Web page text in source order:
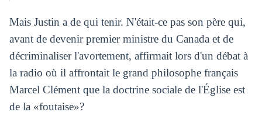
Mais Justin a de qui tenir. N'était-ce pas son père qui,
avant de devenir premier ministre du Canada et de
décriminaliser l'avortement, affirmait lors d'un débat à
la radio où il affrontait le grand philosophe français
Marcel Clément que la doctrine sociale de l'Église est
de la «foutaise»?